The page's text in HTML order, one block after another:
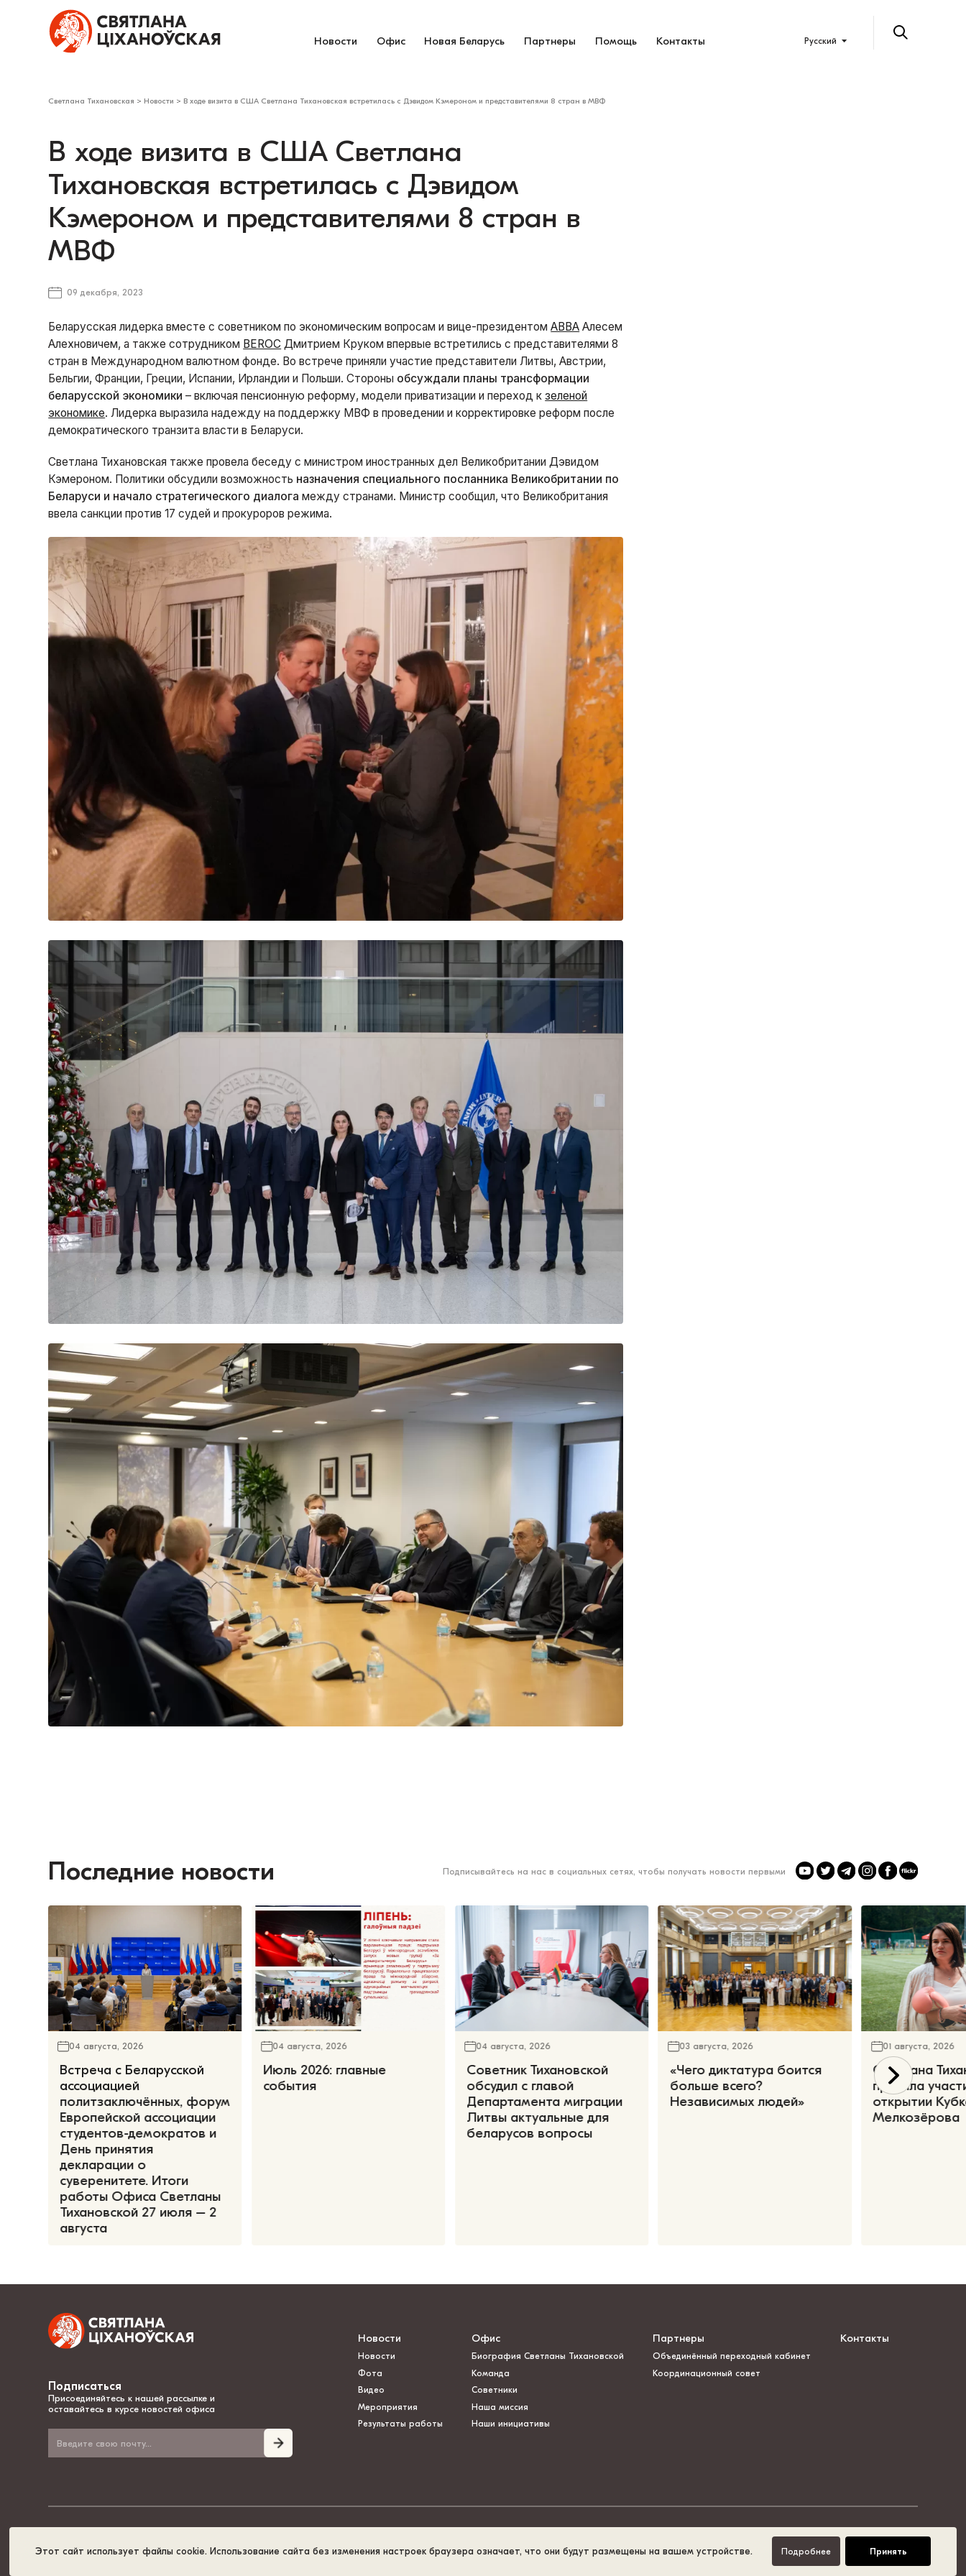
Этот сайт использует файлы cookie. Использование сайта без изменения настроек браузера означает, что они будут размещены на вашем устройстве. Подробнее Принять
Новости Офис Новая Беларусь Партнеры Помощь Контакты Русский
Светлана Тихановская > Новости > В ходе визита в США Светлана Тихановская встретилась с Дэвидом Кэмероном и представителями 8 стран в МВФ
В ходе визита в США Светлана
Тихановская встретилась с Дэвидом
Кэмероном и представителями 8 стран в
МВФ
09 декабря, 2023
Беларусская лидерка вместе с советником по экономическим вопросам и вице-президентомABBA Алесем
Алехновичем, а также сотрудником BEROC Дмитрием Круком впервые встретились с представителями 8
стран в Международном валютном фонде. Во встрече приняли участие представители Литвы, Австрии,
Бельгии, Франции, Греции, Испании, Ирландии и Польши. Стороны обсуждали планы трансформации
беларусской экономики – включая пенсионную реформу, модели приватизации и переход кзеленой
экономике. Лидерка выразила надежду на поддержку МВФ в проведении и корректировке реформ после
демократического транзита власти в Беларуси.
Светлана Тихановская также провела беседу с министром иностранных дел Великобритании Дэвидом
Кэмероном. Политики обсудили возможность назначения специального посланника Великобритании по
Беларуси и начало стратегического диалога между странами. Министр сообщил, что Великобритания
ввела санкции против 17 судей и прокуроров режима.
Последние новости Подписывайтесь на нас в социальных сетях, чтобы получать новости первыми
04 августа, 2026
Встреча с Беларусской
ассоциацией
политзаключённых, форум
Европейской ассоциации
студентов-демократов и
День принятия
декларации о
суверенитете. Итоги
работы Офиса Светланы
Тихановской 27 июля – 2
августа
04 августа, 2026
Июль 2026: главные
события
04 августа, 2026
Советник Тихановской
обсудил с главой
Департамента миграции
Литвы актуальные для
беларусов вопросы
03 августа, 2026
«Чего диктатура боится
больше всего?
Независимых людей»
01 августа, 2026
Светлана
приняла
открытии
Мелкозёрова
Подписаться
Присоединяйтесь к нашей рассылке и
оставайтесь в курсе новостей офиса
Новости
Новости
Фота
Видео
Мероприятия
Результаты работы
Офис
Биография Светланы Тихановской
Команда
Советники
Наша миссия
Наши инициативы
Партнеры
Объединённый переходный кабинет
Координационный совет
Контакты